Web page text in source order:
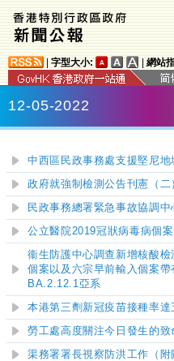
字型大小: 網站
12-05-2022
中西區民政事務處支援堅尼地
政府就強制檢測公告刊憲（二
民政事務總署緊急事故協調中
公立醫院2019冠狀病毒病個
衞生防護中心調查新增核酸
個案以及六宗早前輸入個案
BA.2.12.1亞系
本港第三劑新冠疫苗接種率達
勞工處高度關注今日發生的致
渠務署署長視察防洪工作（附